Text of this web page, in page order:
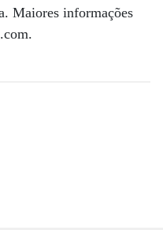
Maiores informações